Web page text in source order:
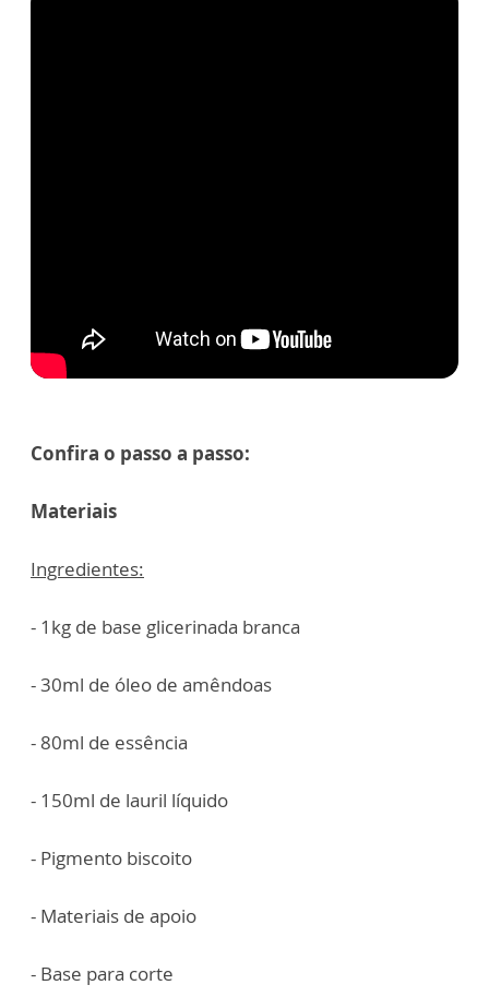
Confira o passo a passo:
Materiais
Ingredientes:
- 1kg de base glicerinada branca
- 30ml de óleo de amêndoas
- 80ml de essência
- 150ml de lauril líquido
- Pigmento biscoito
- Materiais de apoio
- Base para corte